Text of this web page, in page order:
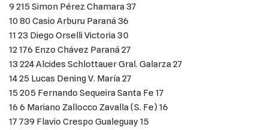
9 215 Simon Pérez Chamara 37
10 80 Casio Arburu Paraná 36
11 23 Diego Orselli Victoria 30
12 176 Enzo Chávez Paraná 27
13 224 Alcides Schlottauer Gral. Galarza 27
14 25 Lucas Dening V. María 27
15 205 Fernando Sequeira Santa Fe 17
16 6 Mariano Zallocco Zavalla (S. Fe) 16
17 739 Flavio Crespo Gualeguay 15